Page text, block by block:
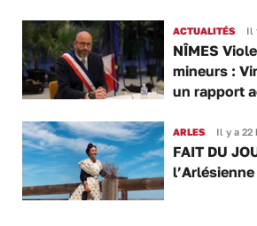
ACTUALITÉS Il
NÎMES
mineurs :
un rapport
ARLES Il y a 22
FAIT DU